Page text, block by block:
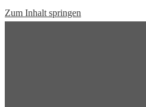
Zum Inhalt springen